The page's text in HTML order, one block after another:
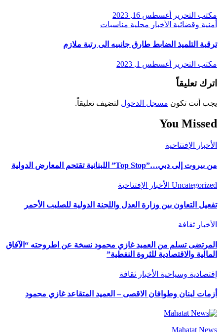
مكتب التحرير
أغسطس 16, 2023
أمنية وقضائية الأخبار محلية مناسبات
ترقية التلميذ الضابط طارق جانبيه الى رتبة ملازم
مكتب التحرير أغسطس 1, 2023
اترك تعليقاً
يجب أنت تكون مسجل الدخول لتضيف تعليقاً.
You Missed
الأخبار الإفتتاحية
من بيروت إلى دبي…”Top Stop” اللبنانية تقتحم المعارض الدولية
Uncategorized الأخبار الإفتتاحية
تفعيل التعاون بين وزارة العدل واللجنة الدولية للصليب الأحمر
الأخبار ثقافة
المرتضى تسلم من العميد غازي محمود نسخة عن اطروحته “الآفاق
المالية والاقتصادية للثروة النفطية”
إقتصادية وسياحية الأخبار ثقافة
أزمات لبنان وطوافان الاقصى – العميد المتقاعد غازي محمود
Mahatat News